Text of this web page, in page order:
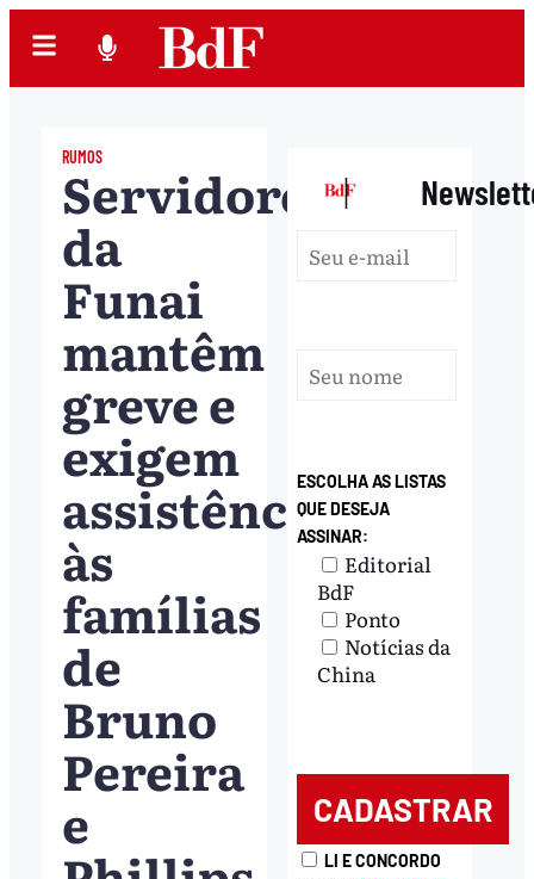
RUMOS
Servidores
da
Funai
mantêm
greve e
exigem
assistência
às
famílias
de
Bruno
Pereira
e
|
ESCOLHA AS LISTAS
QUE DESEJA
ASSINAR:
Editorial
BdF
Ponto
Notícias da
China
LI E CONCORDO